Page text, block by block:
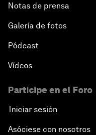
Notas de prensa
Galería de fotos
Pódcast
Vídeos
Participe en el Foro
Iniciar sesión
Asóciese con nosotros